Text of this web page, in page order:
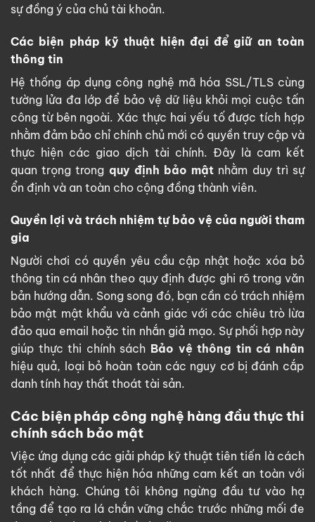
sự đồng ý của chủ tài khoản.
Các biện pháp kỹ thuật hiện đại để giữ an toàn
thông tin
Hệ thống áp dụng công nghệ mã hóa SSL/TLS cùng
tường lửa đa lớp để bảo vệ dữ liệu khỏi mọi cuộc tấn
công từ bên ngoài. Xác thực hai yếu tố được tích hợp
nhằm đảm bảo chỉ chính chủ mới có quyền truy cập và
thực hiện các giao dịch tài chính. Đây là cam kết
quan trọng trong quy định bảo mật nhằm duy trì sự
ổn định và an toàn cho cộng đồng thành viên.
Quyền lợi và trách nhiệm tự bảo vệ của người tham
gia
Người chơi có quyền yêu cầu cập nhật hoặc xóa bỏ
thông tin cá nhân theo quy định được ghi rõ trong văn
bản hướng dẫn. Song song đó, bạn cần có trách nhiệm
bảo mật mật khẩu và cảnh giác với các chiêu trò lừa
đảo qua email hoặc tin nhắn giả mạo. Sự phối hợp này
giúp thực thi chính sách Bảo vệ thông tin cá nhân
hiệu quả, loại bỏ hoàn toàn các nguy cơ bị đánh cắp
danh tính hay thất thoát tài sản.
Các biện pháp công nghệ hàng đầu thực thi
chính sách bảo mật
Việc ứng dụng các giải pháp kỹ thuật tiên tiến là cách
tốt nhất để thực hiện hóa những cam kết an toàn với
khách hàng. Chúng tôi không ngừng đầu tư vào hạ
tầng để tạo ra lá chắn vững chắc trước những mối đe